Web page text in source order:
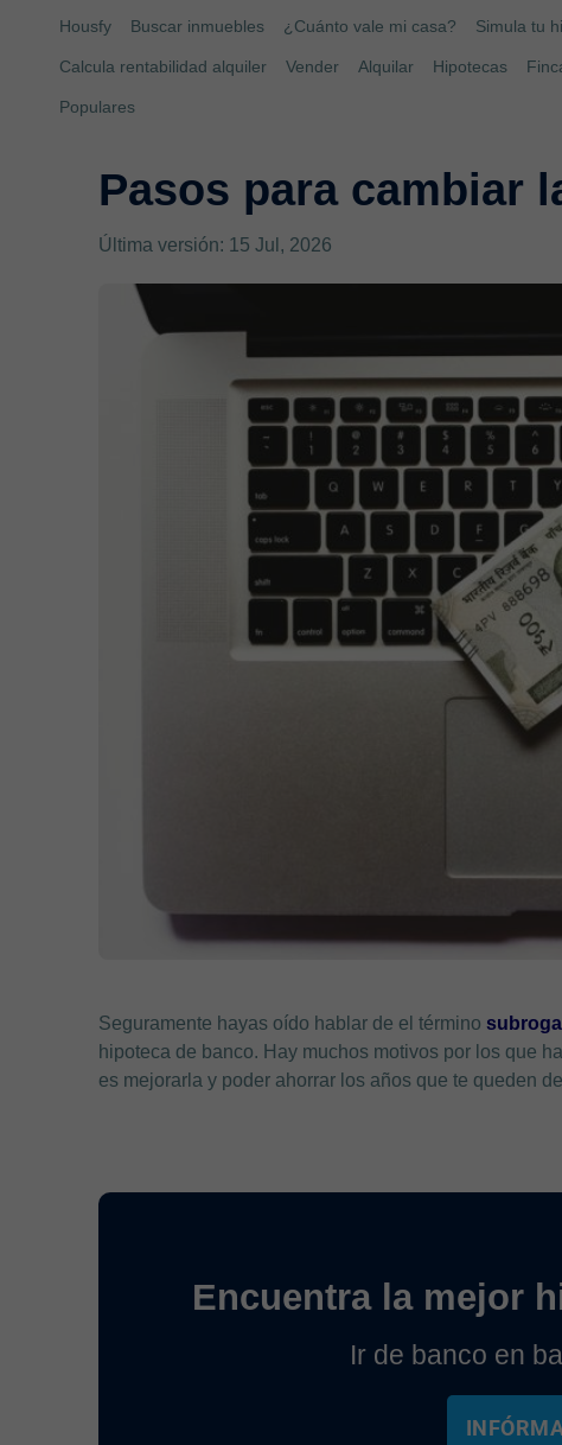
Housfy Buscar inmuebles ¿Cuánto vale mi casa? Simula tu
Calcula rentabilidad alquiler Vender Alquilar Hipotecas
Populares
Pasos para cambiar
Última versión: 15 Jul, 2026
Seguramente hayas oído hablar de el término
hipoteca de banco. Hay muchos motivos por los que
es mejorarla y poder ahorrar los años que te queden
Encuentra la mejor
Ir de banco en